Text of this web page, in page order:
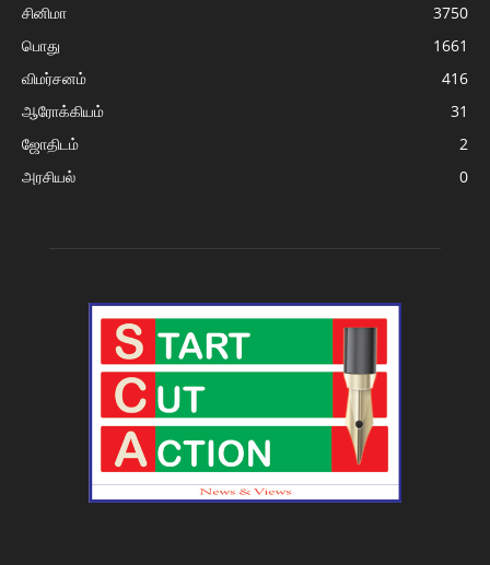
சினிமா
3750
பொது
1661
விமர்சனம்
416
ஆரோக்கியம்
31
ஜோதிடம்
2
அரசியல்
0